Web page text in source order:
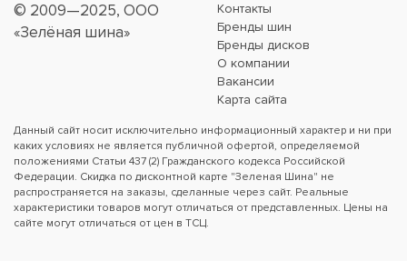
© 2009—2025, ООО
«Зелёная шина»
Контакты
Бренды шин
Бренды дисков
О компании
Вакансии
Карта сайта
Данный сайт носит исключительно информационный характер и ни при
каких условиях не является публичной офертой, определяемой
положениями Статьи 437 (2) Гражданского кодекса Российской
Федерации. Скидка по дисконтной карте "Зеленая Шина" не
распространяется на заказы, сделанные через сайт. Реальные
характеристики товаров могут отличаться от представленных. Цены на
сайте могут отличаться от цен в ТСЦ.